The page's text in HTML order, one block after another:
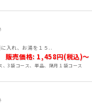
入れ、お湯を１５..
販売価格: 1,458円(税込)～
3袋コース、単品、隔月１袋コース